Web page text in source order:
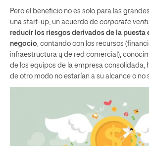
Pero el beneficio no es solo para las
una start-up, un acuerdo de corporate
reducir los riesgos derivados de la puesta
negocio, contando con los recursos
infraestructura y de red comercial),
de los equipos de la empresa consolidada,
de otro modo no estarían a su alcance o no